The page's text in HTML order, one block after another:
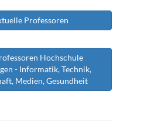
Professoren
Hochschule
- Informatik, Technik,
Medien, Gesundheit